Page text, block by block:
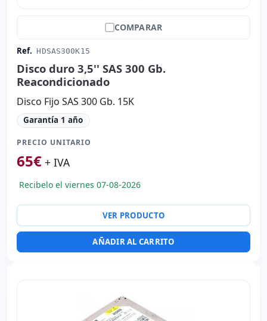
COMPARAR
Ref. HDSAS300K15
Disco duro 3,5'' SAS 300 Gb.
Reacondicionado
Disco Fijo SAS 300 Gb. 15K
Garantía 1 año
PRECIO UNITARIO
65€ + IVA
Recibelo el viernes 07-08-2026
VER PRODUCTO
AÑADIR AL CARRITO